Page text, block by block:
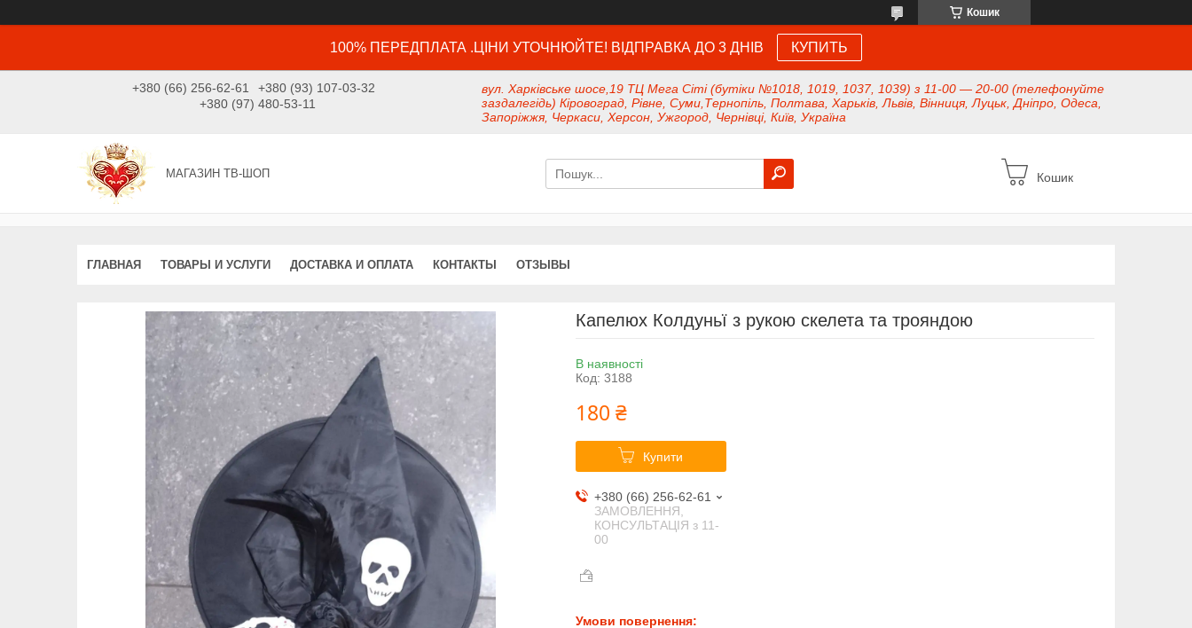
Кошик
100% ПЕРЕДПЛАТА .ЦІНИ УТОЧНЮЙТЕ! ВІДПРАВКА ДО 3 ДНІВ КУПИТЬ
+380 (66) 256-62-61
+380 (93) 107-03-32
+380 (97) 480-53-11
вул. Харківське шосе,19 ТЦ Мега Сіті (бутіки №1018, 1019, 1037, 1039) з 11-00 — 20-00 (телефонуйте
заздалегідь) Кіровоград, Рівне, Суми,Тернопіль, Полтава, Харьків, Львів, Вінниця, Луцьк, Дніпро, Одеса,
Запоріжжя, Черкаси, Херсон, Ужгород, Чернівці, Київ, Україна
МАГАЗИН ТВ-ШОП Кошик
ГЛАВНАЯ ТОВАРЫ И УСЛУГИ ДОСТАВКА И ОПЛАТА КОНТАКТЫ ОТЗЫВЫ
Капелюх Колдуньї з рукою скелета та трояндою
В наявності
Код: 3188
180 ₴
Купити
+380 (66) 256-62-61
ЗАМОВЛЕННЯ,
КОНСУЛЬТАЦІЯ з 11-
00